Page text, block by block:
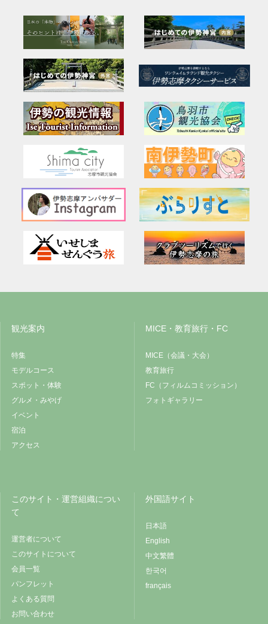
観光案内
特集
モデルコース
スポット・体験
グルメ・みやげ
イベント
宿泊
アクセス
MICE・教育旅行・FC
MICE（会議・大会）
教育旅行
FC（フィルムコミッション）
フォトギャラリー
このサイト・運営組織につい
て
運営者について
このサイトについて
会員一覧
パンフレット
よくある質問
お問い合わせ
外国語サイト
日本語
English
中文繁體
한국어
français